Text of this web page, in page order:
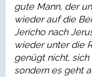
gute Mann, der
wieder auf die
Jericho nach
wieder unter die
genügt nicht,
sondern es geht